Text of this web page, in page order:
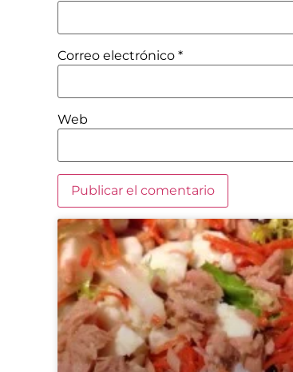
Correo electrónico *
Web